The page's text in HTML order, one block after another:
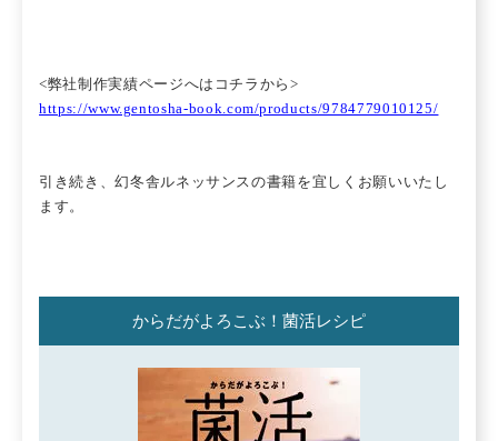
<弊社制作実績ページへはコチラから>
https://www.gentosha-book.com/products/9784779010125/
引き続き、幻冬舎ルネッサンスの書籍を宜しくお願いいたし
ます。
からだがよろこぶ！菌活レシピ